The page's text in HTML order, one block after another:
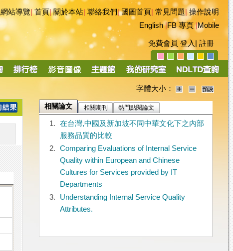
網站導覽|首頁|關於本站 聯絡我們|國圖首頁 常見問題|操作說明
English|FB 專頁|Mobile
免費會員 登入 註冊
字體大小：
相關論文 相關期刊 熱門點閱論文
1.
在台灣,中國及新加坡不同中華文化下之內部
服務品質的比較
2.
Comparing Evaluations of Internal Service
Quality within European and Chinese
Cultures for Services provided by IT
Departments
3.
Understanding Internal Service Quality
Attributes.